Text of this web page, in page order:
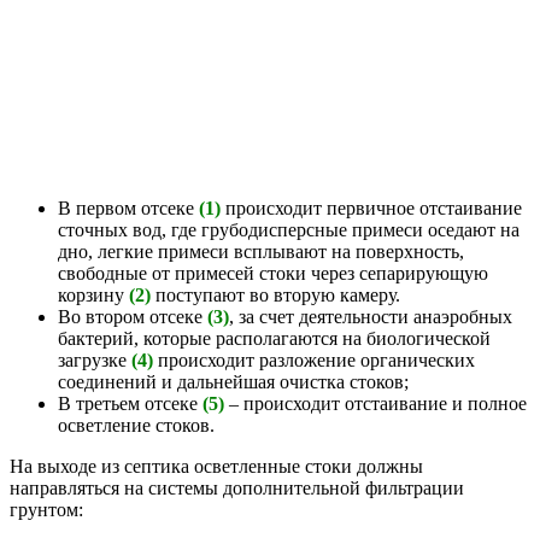
В первом отсеке (1) происходит первичное отстаивание
сточных вод, где грубодисперсные примеси оседают на
дно, легкие примеси всплывают на поверхность,
свободные от примесей стоки через сепарирующую
корзину (2) поступают во вторую камеру.
Во втором отсеке (3), за счет деятельности анаэробных
бактерий, которые располагаются на биологической
загрузке (4) происходит разложение органических
соединений и дальнейшая очистка стоков;
В третьем отсеке (5) – происходит отстаивание и полное
осветление стоков.
На выходе из септика осветленные стоки должны
направляться на системы дополнительной фильтрации
грунтом: